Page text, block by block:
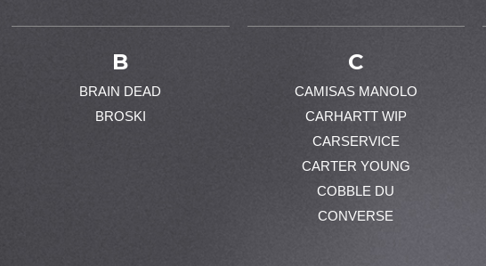
B
BRAIN DEAD
BROSKI
C
CAMISAS MANOLO
CARHARTT WIP
CARSERVICE
CARTER YOUNG
COBBLE DU
CONVERSE